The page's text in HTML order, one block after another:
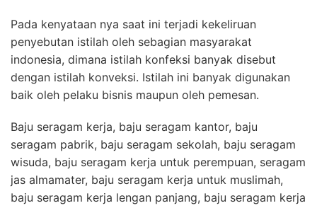
Pada kenyataan nya saat ini terjadi kekeliruan
penyebutan istilah oleh sebagian masyarakat
indonesia, dimana istilah konfeksi banyak disebut
dengan istilah konveksi. Istilah ini banyak digunakan
baik oleh pelaku bisnis maupun oleh pemesan.
Baju seragam kerja, baju seragam kantor, baju
seragam pabrik, baju seragam sekolah, baju seragam
wisuda, baju seragam kerja untuk perempuan, seragam
jas almamater, baju seragam kerja untuk muslimah,
baju seragam kerja lengan panjang, baju seragam kerja